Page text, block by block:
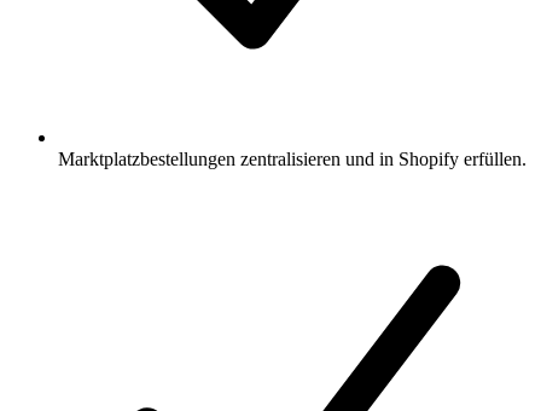
Marktplatzbestellungen zentralisieren und in Shopify erfüllen.